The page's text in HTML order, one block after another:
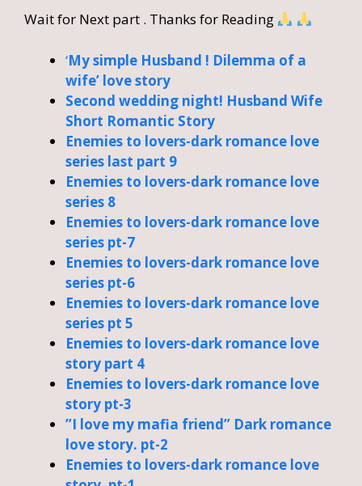
Wait for Next part . Thanks for Reading
‘My simple Husband ! Dilemma of a
wife’ love story
Second wedding night! Husband Wife
Short Romantic Story
Enemies to lovers-dark romance love
series last part 9
Enemies to lovers-dark romance love
series 8
Enemies to lovers-dark romance love
series pt-7
Enemies to lovers-dark romance love
series pt-6
Enemies to lovers-dark romance love
series pt 5
Enemies to lovers-dark romance love
story part 4
Enemies to lovers-dark romance love
story pt-3
”I love my mafia friend” Dark romance
love story. pt-2
Enemies to lovers-dark romance love